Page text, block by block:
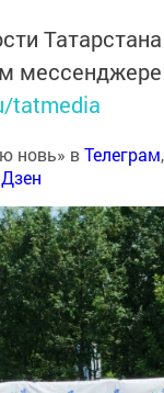
tatmedia
новь» вТелеграм,
Дзен